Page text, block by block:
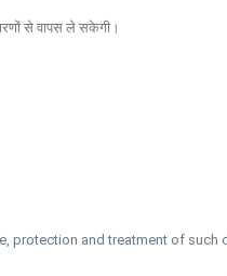
से वापस ले सकेगी।
protection and treatment of